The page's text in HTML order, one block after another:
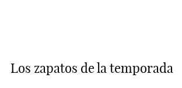
Los zapatos de la temporada